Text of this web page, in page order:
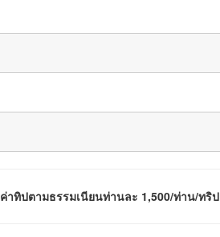
ค่าทิปตามธรรมเนียนท่านละ 1,500/ท่าน/ทริป